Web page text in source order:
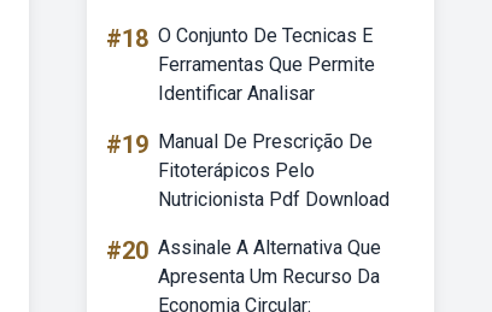
#18 O Conjunto De Tecnicas E
Ferramentas Que Permite
Identificar Analisar
#19 Manual De Prescrição De
Fitoterápicos Pelo
Nutricionista Pdf Download
#20 Assinale A Alternativa Que
Apresenta Um Recurso Da
Economia Circular: